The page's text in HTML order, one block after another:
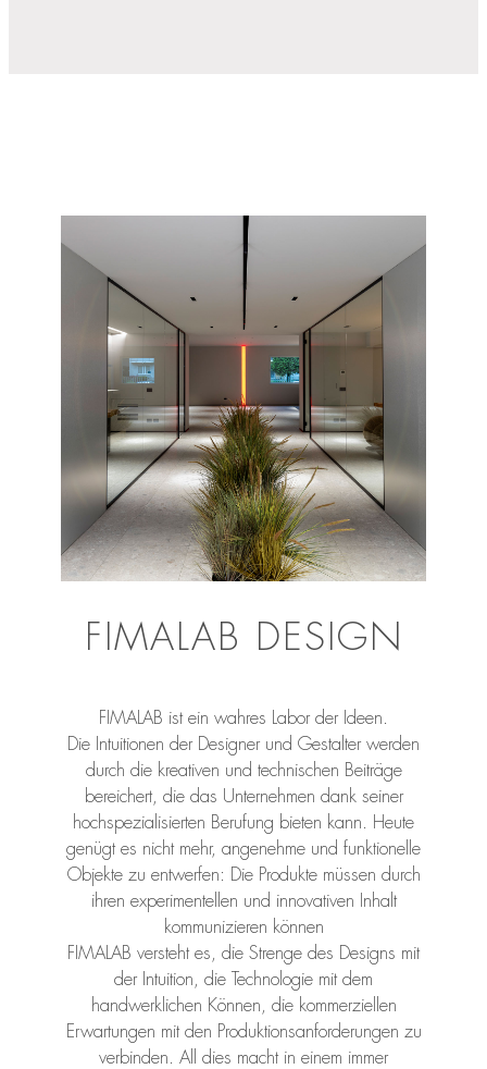
FIMALAB DESIGN
FIMALAB ist ein wahres Labor der Ideen.
Die Intuitionen der Designer und Gestalter werden
durch die kreativen und technischen Beiträge
bereichert, die das Unternehmen dank seiner
hochspezialisierten Berufung bieten kann. Heute
genügt es nicht mehr, angenehme und funktionelle
Objekte zu entwerfen: Die Produkte müssen durch
ihren experimentellen und innovativen Inhalt
kommunizieren können
FIMALAB versteht es, die Strenge des Designs mit
der Intuition, die Technologie mit dem
handwerklichen Können, die kommerziellen
Erwartungen mit den Produktionsanforderungen zu
verbinden. All dies macht in einem immer